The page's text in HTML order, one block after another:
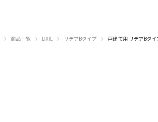
› 商品一覧 › LIXIL › リデアBタイプ › 戸建て用 リデアBタ